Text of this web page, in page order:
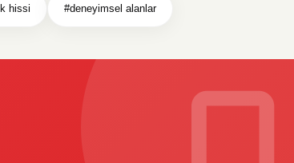
hissi #deneyimsel alanlar